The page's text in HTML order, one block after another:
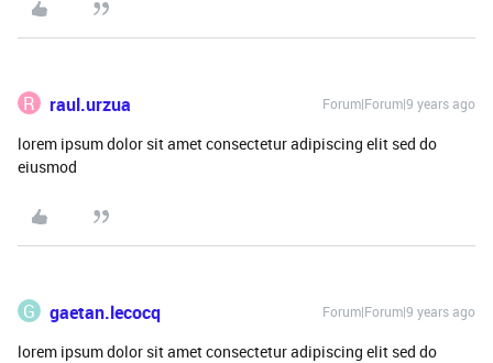
R raul.urzua Forum|Forum|9 years ago
lorem ipsum dolor sit amet consectetur adipiscing elit sed do
eiusmod
G gaetan.lecocq Forum|Forum|9 years ago
lorem ipsum dolor sit amet consectetur adipiscing elit sed do